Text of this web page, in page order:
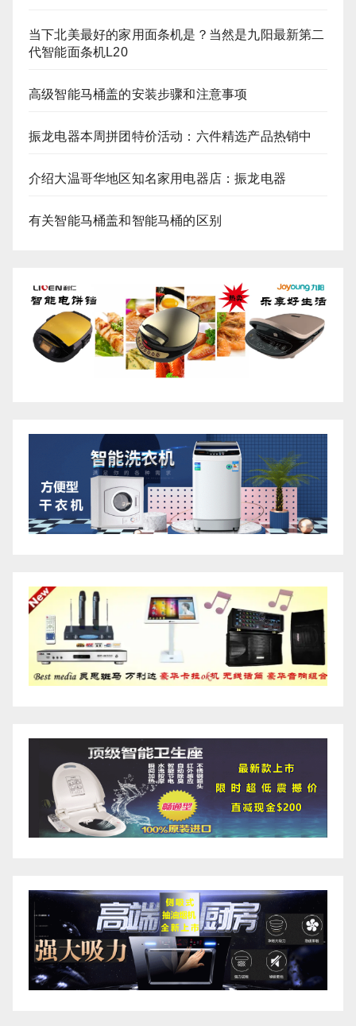
当下北美最好的家用面条机是？当然是九阳最新第二
代智能面条机L20
高级智能马桶盖的安装步骤和注意事项
振龙电器本周拼团特价活动：六件精选产品热销中
介绍大温哥华地区知名家用电器店：振龙电器
有关智能马桶盖和智能马桶的区别